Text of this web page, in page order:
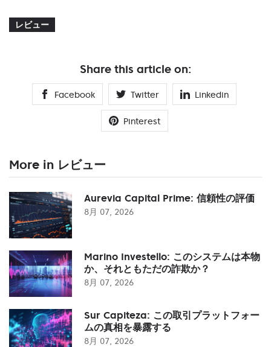
レビュー
Share this article on:
Facebook Twitter Linkedin
Pinterest
More in レビュー
Aurevia Capital Prime: 信頼性の評価
8月 07, 2026
Marino Investello: このシステムは本物
か、それともただの詐欺か？
8月 07, 2026
Sur Capiteza: この取引プラットフォー
ムの真相を暴露する
8月 07, 2026